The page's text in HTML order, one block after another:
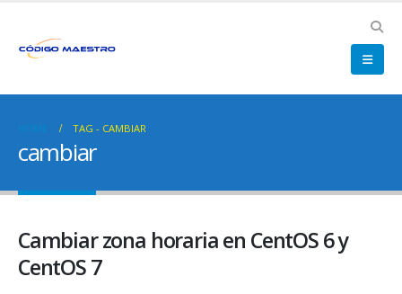
HOME TAG - CAMBIAR
cambiar
Cambiar zona horaria en CentOS 6 y
CentOS 7